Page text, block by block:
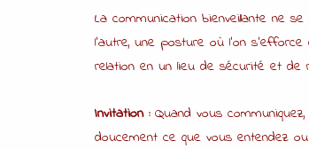
La communication bienveillante ne
l’autre, une posture où l’on
relation en un lieu de sécurité et de
Invitation :Quand vous
doucement ce que vous entendez